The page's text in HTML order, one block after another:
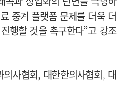
중계 플랫폼 문제를 더욱 더
행할 것을 촉구한다”고 강조
사협회, 대한한의사협회, 대